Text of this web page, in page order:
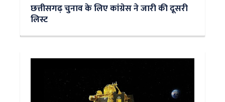
छत्तीसगढ़ चुनाव के लिए कांग्रेस ने जारी की दूसरी
लिस्ट